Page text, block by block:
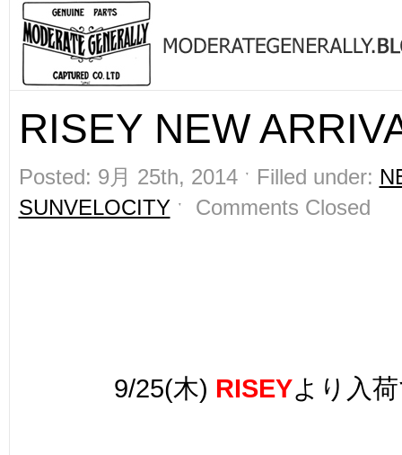
RISEY NEW
Posted: 9月 25th, 2014 ˑ Filled under:
SUNVELOCITYˑ Comments Closed
9/25(木) RISEYより入